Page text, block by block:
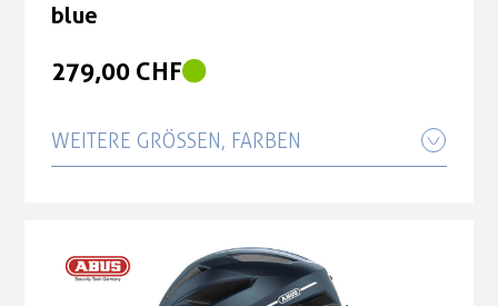
blue
279,00 CHF
WEITERE GRÖSSEN, FARBEN
279,00 CHF